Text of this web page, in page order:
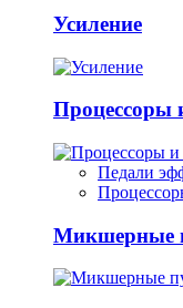
Усиление
Процессоры
Педали
Микшерные